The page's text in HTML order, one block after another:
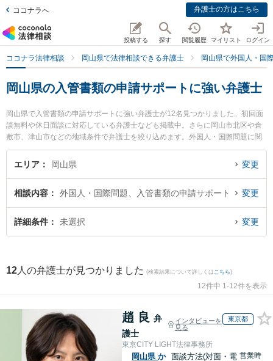
ココナラへ 弁護士の方はこちら
投稿する 探す 閲覧履歴 マイリスト ログイン
ココナラ法律相談 岡山県で法律相談できる弁護士 岡山県で外国人・国
岡山県の入管書類の申請サポートに強い弁護士
岡山県で入管書類の申請サポートに強い弁護士が12名見つかりました。初回面
談無料や休日面談に対応している弁護士なども掲載中。さらに岡山市北区や倉
敷市、津山市などの地域条件で弁護士を絞り込めます。外国人・国際問題に関
係する国際離婚やハーグ条約、国際結婚等の細かな分野での絞り込み検索もで
き便利です。特に中岡・安彦法律事務所の中岡 宏文弁護士や弁護士法人山本・
『岡山県で土日や夜間に発生した入管書類の申請サポートのトラブルを今すぐ
に弁護士に相談したい』『入管書類の申請サポートのトラブル解決の実績豊富
な近くの弁護士を検索したい』『初回相談無料で入管書類の申請サポートを法
エリア 岡山県 変更
相談内容 外国人・国際問題、入管書類の申請サポート 変更
詳細条件 未選択 変更
12 人の弁護士が見つかりました (検索結果について詳しくは こちら)
12件中 1-12件を表示
趙 良 弁
護士
インタビューを
見る
東京都
東京CITY LIGHT法律事務所
岡山県 か 面談方法(対面・電 営業時